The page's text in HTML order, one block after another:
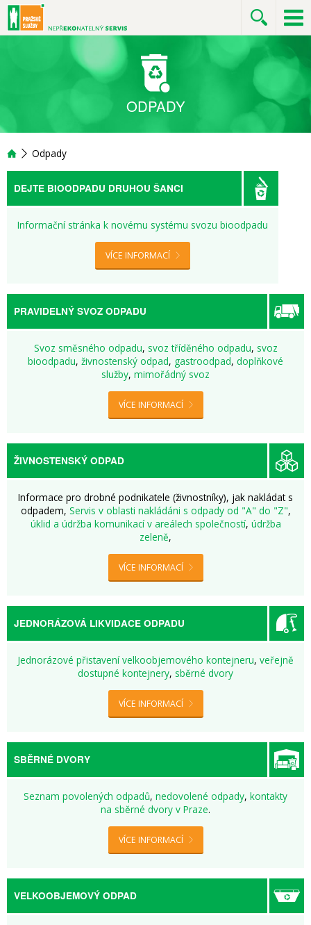
ODPADY
Odpady
DEJTE BIOODPADU DRUHOU ŠANCI
Informační stránka k novému systému svozu bioodpadu
VÍCE INFORMACÍ
PRAVIDELNÝ SVOZ ODPADU
Svoz směsného odpadu, svoz tříděného odpadu, svoz
bioodpadu, živnostenský odpad, gastroodpad, doplňkové
služby, mimořádný svoz
VÍCE INFORMACÍ
ŽIVNOSTENSKÝ ODPAD
Informace pro drobné podnikatele (živnostníky), jak nakládat s
odpadem, Servis v oblasti nakládáni s odpady od "A" do "Z",
úklid a údržba komunikací v areálech společností, údržba
zeleně,
VÍCE INFORMACÍ
JEDNORÁZOVÁ LIKVIDACE ODPADU
Jednorázové přistavení velkoobjemového kontejneru, veřejně
dostupné kontejnery, sběrné dvory
VÍCE INFORMACÍ
SBĚRNÉ DVORY
Seznam povolených odpadů, nedovolené odpady, kontakty
na sběrné dvory v Praze.
VÍCE INFORMACÍ
VELKOOBJEMOVÝ ODPAD